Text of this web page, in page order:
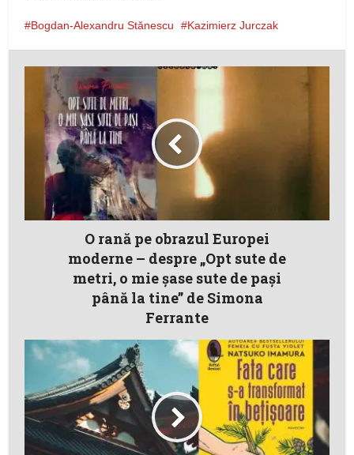
Bogdan-Alexandru Stănescu Kazimierz Jurczak
O rană pe obrazul Europei
moderne – despre „Opt sute de
metri, o mie șase sute de pași
până la tine” de Simona
Ferrante